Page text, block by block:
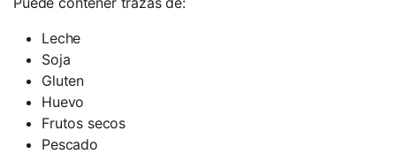
Leche
Soja
Gluten
Huevo
Frutos secos
Pescado